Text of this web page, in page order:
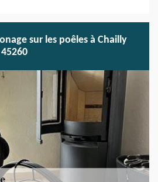
sur les poêles à Chailly